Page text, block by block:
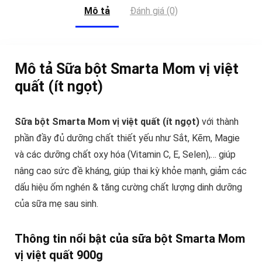
Mô tả Đánh giá (0)
Mô tả Sữa bột Smarta Mom vị việt
quất (ít ngọt)
Sữa bột Smarta Mom vị việt quất (ít ngọt)với thành
phần đầy đủ dưỡng chất thiết yếu như Sắt, Kẽm, Magie
và các dưỡng chất oxy hóa (Vitamin C, E, Selen),… giúp
nâng cao sức đề kháng, giúp thai kỳ khỏe mạnh, giảm các
dấu hiệu ốm nghén & tăng cường chất lượng dinh dưỡng
của sữa mẹ sau sinh.
Thông tin nổi bật của sữa bột Smarta Mom
vị việt quất 900g